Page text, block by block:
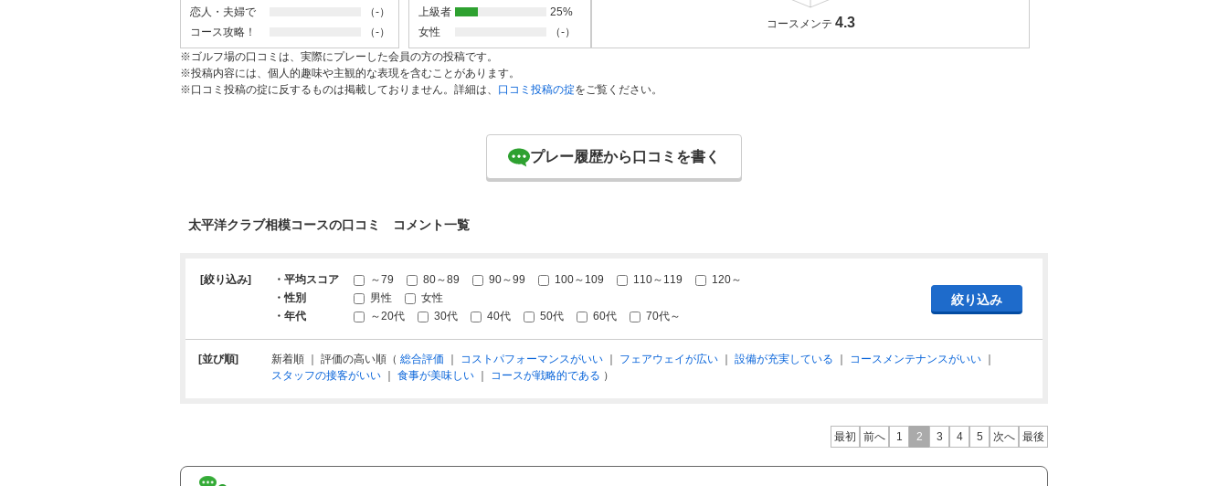
恋人・夫婦で
（-）
コース攻略！
（-）
上級者
25%
女性
（-）
コースメンテ 4.3
※ゴルフ場の口コミは、実際にプレーした会員の方の投稿です。
※投稿内容には、個人的趣味や主観的な表現を含むことがあります。
※口コミ投稿の掟に反するものは掲載しておりません。詳細は、 口コミ投稿の掟をご覧ください。
プレー履歴から口コミを書く
太平洋クラブ相模コースの口コミ コメント一覧
[絞り込み] ・平均スコア ～79 80～89 90～99 100～109 110～119
120～
・性別
男性
女性
・年代
～20代 30代 40代 50代 60代 70代～
[並び順] 新着順 ｜ 評価の高い順（ 総合評価 コストパフォーマンスがいい フェアウェイが広い 設備が充実している コースメンテナンスがいい
スタッフの接客がいい
食事が美味しい コースが戦略的である ）
最初 前へ 1 2 3 4 5 次へ 最後